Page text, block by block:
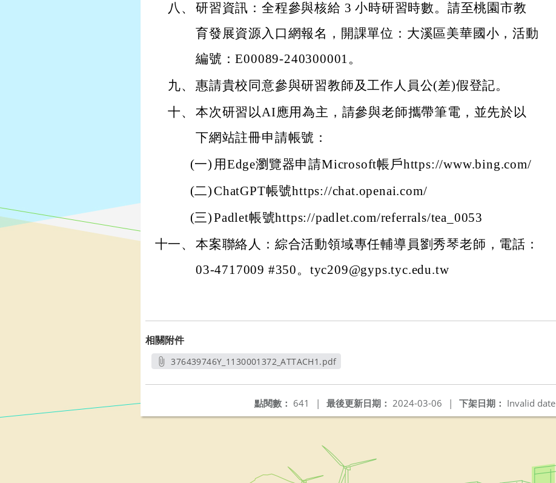
八、 研習資訊：全程參與核給 3 小時研習時數。請至桃園市教
育發展資源入口網報名，開課單位：大溪區美華國小，活動
編號：E00089-240300001。
九、 惠請貴校同意參與研習教師及工作人員公(差)假登記。
十、 本次研習以AI應用為主，請參與老師攜帶筆電，並先於以
下網站註冊申請帳號：
(一) 用Edge瀏覽器申請Microsoft帳戶https://www.bing.com/
(二)ChatGPT帳號https://chat.openai.com/
(三)Padlet帳號https://padlet.com/referrals/tea_0053
十一、 本案聯絡人：綜合活動領域專任輔導員劉秀琴老師，電話：
03-4717009 #350。tyc209@gyps.tyc.edu.tw
相關附件
376439746Y_1130001372_ATTACH1.pdf
下架日期： Invalid date
最後更新日期： 2024-03-06 |
點閱數： 641 |